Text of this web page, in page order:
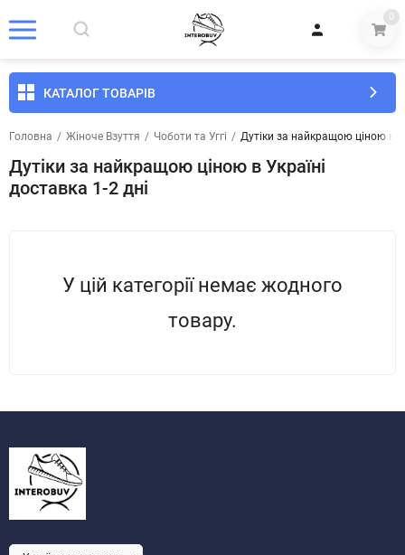
0
КАТАЛОГ ТОВАРІВ
Головна / Жіноче Взуття / Чоботи та Уггі / Дутіки за найкращою ціною в
Дутіки за найкращою ціною в Україні
доставка 1-2 дні
У цій категорії немає жодного
товару.